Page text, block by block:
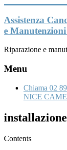
al
contenuto
Assistenza
e
Riparazione e
Menu
Chiama 02
NICE CAME
Contents